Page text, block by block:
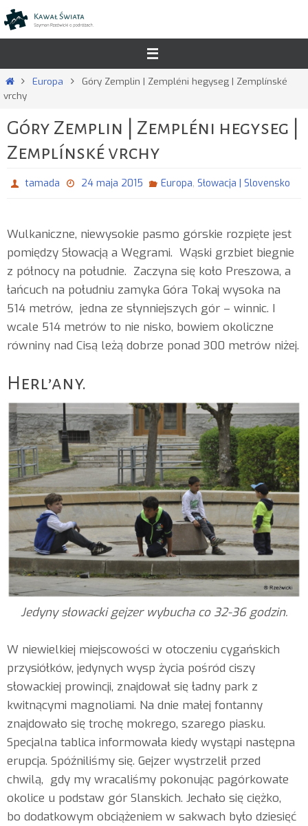
Przejdź
do
Strona
główna
Europa
Góry Zemplin | Zempléni hegyseg | Zemplínské
vrchy
Góry Zemplin | Zempléni hegyseg |
Zemplínské vrchy
tamada 24 maja 2015 Europa, Słowacja | Slovensko
Wulkaniczne, niewysokie pasmo górskie rozpięte jest
pomiędzy Słowacją a Węgrami. Wąski grzbiet biegnie
z północy na południe. Zaczyna się koło Preszowa, a
łańcuch na południu zamyka Góra Tokaj wysoka na
514 metrów, jedna ze słynniejszych gór – winnic. I
wcale 514 metrów to nie nisko, bowiem okoliczne
równiny nad Cisą leżą dobrze ponad 300 metrów niżej.
Herl’any.
Jedyny słowacki gejzer wybucha co 32-36 godzin.
W niewielkiej miejscowości w otoczeniu cygańskich
przysiółków, jedynych wysp życia pośród ciszy
słowackiej prowincji, znajdował się ładny park z
kwitnącymi magnoliami. Na dnie małej fontanny
znajdowało się trochę mokrego, szarego piasku.
Specjalna tablica informowała kiedy wystąpi następna
erupcja. Spóźniliśmy się. Gejzer wystrzelił przed
chwilą, gdy my wracaliśmy pokonując pagórkowate
okolice u podstaw gór Slanskich. Jechało się ciężko,
bo dodatkowym obciążeniem w sakwach było dziesięć